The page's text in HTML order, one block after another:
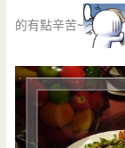
的有點辛苦~